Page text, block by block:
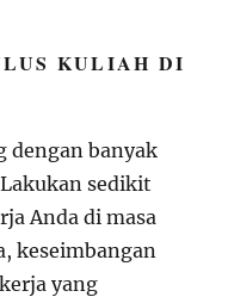
KULIAH DI
dengan banyak
sedikit
Anda di masa
keseimbangan
yang